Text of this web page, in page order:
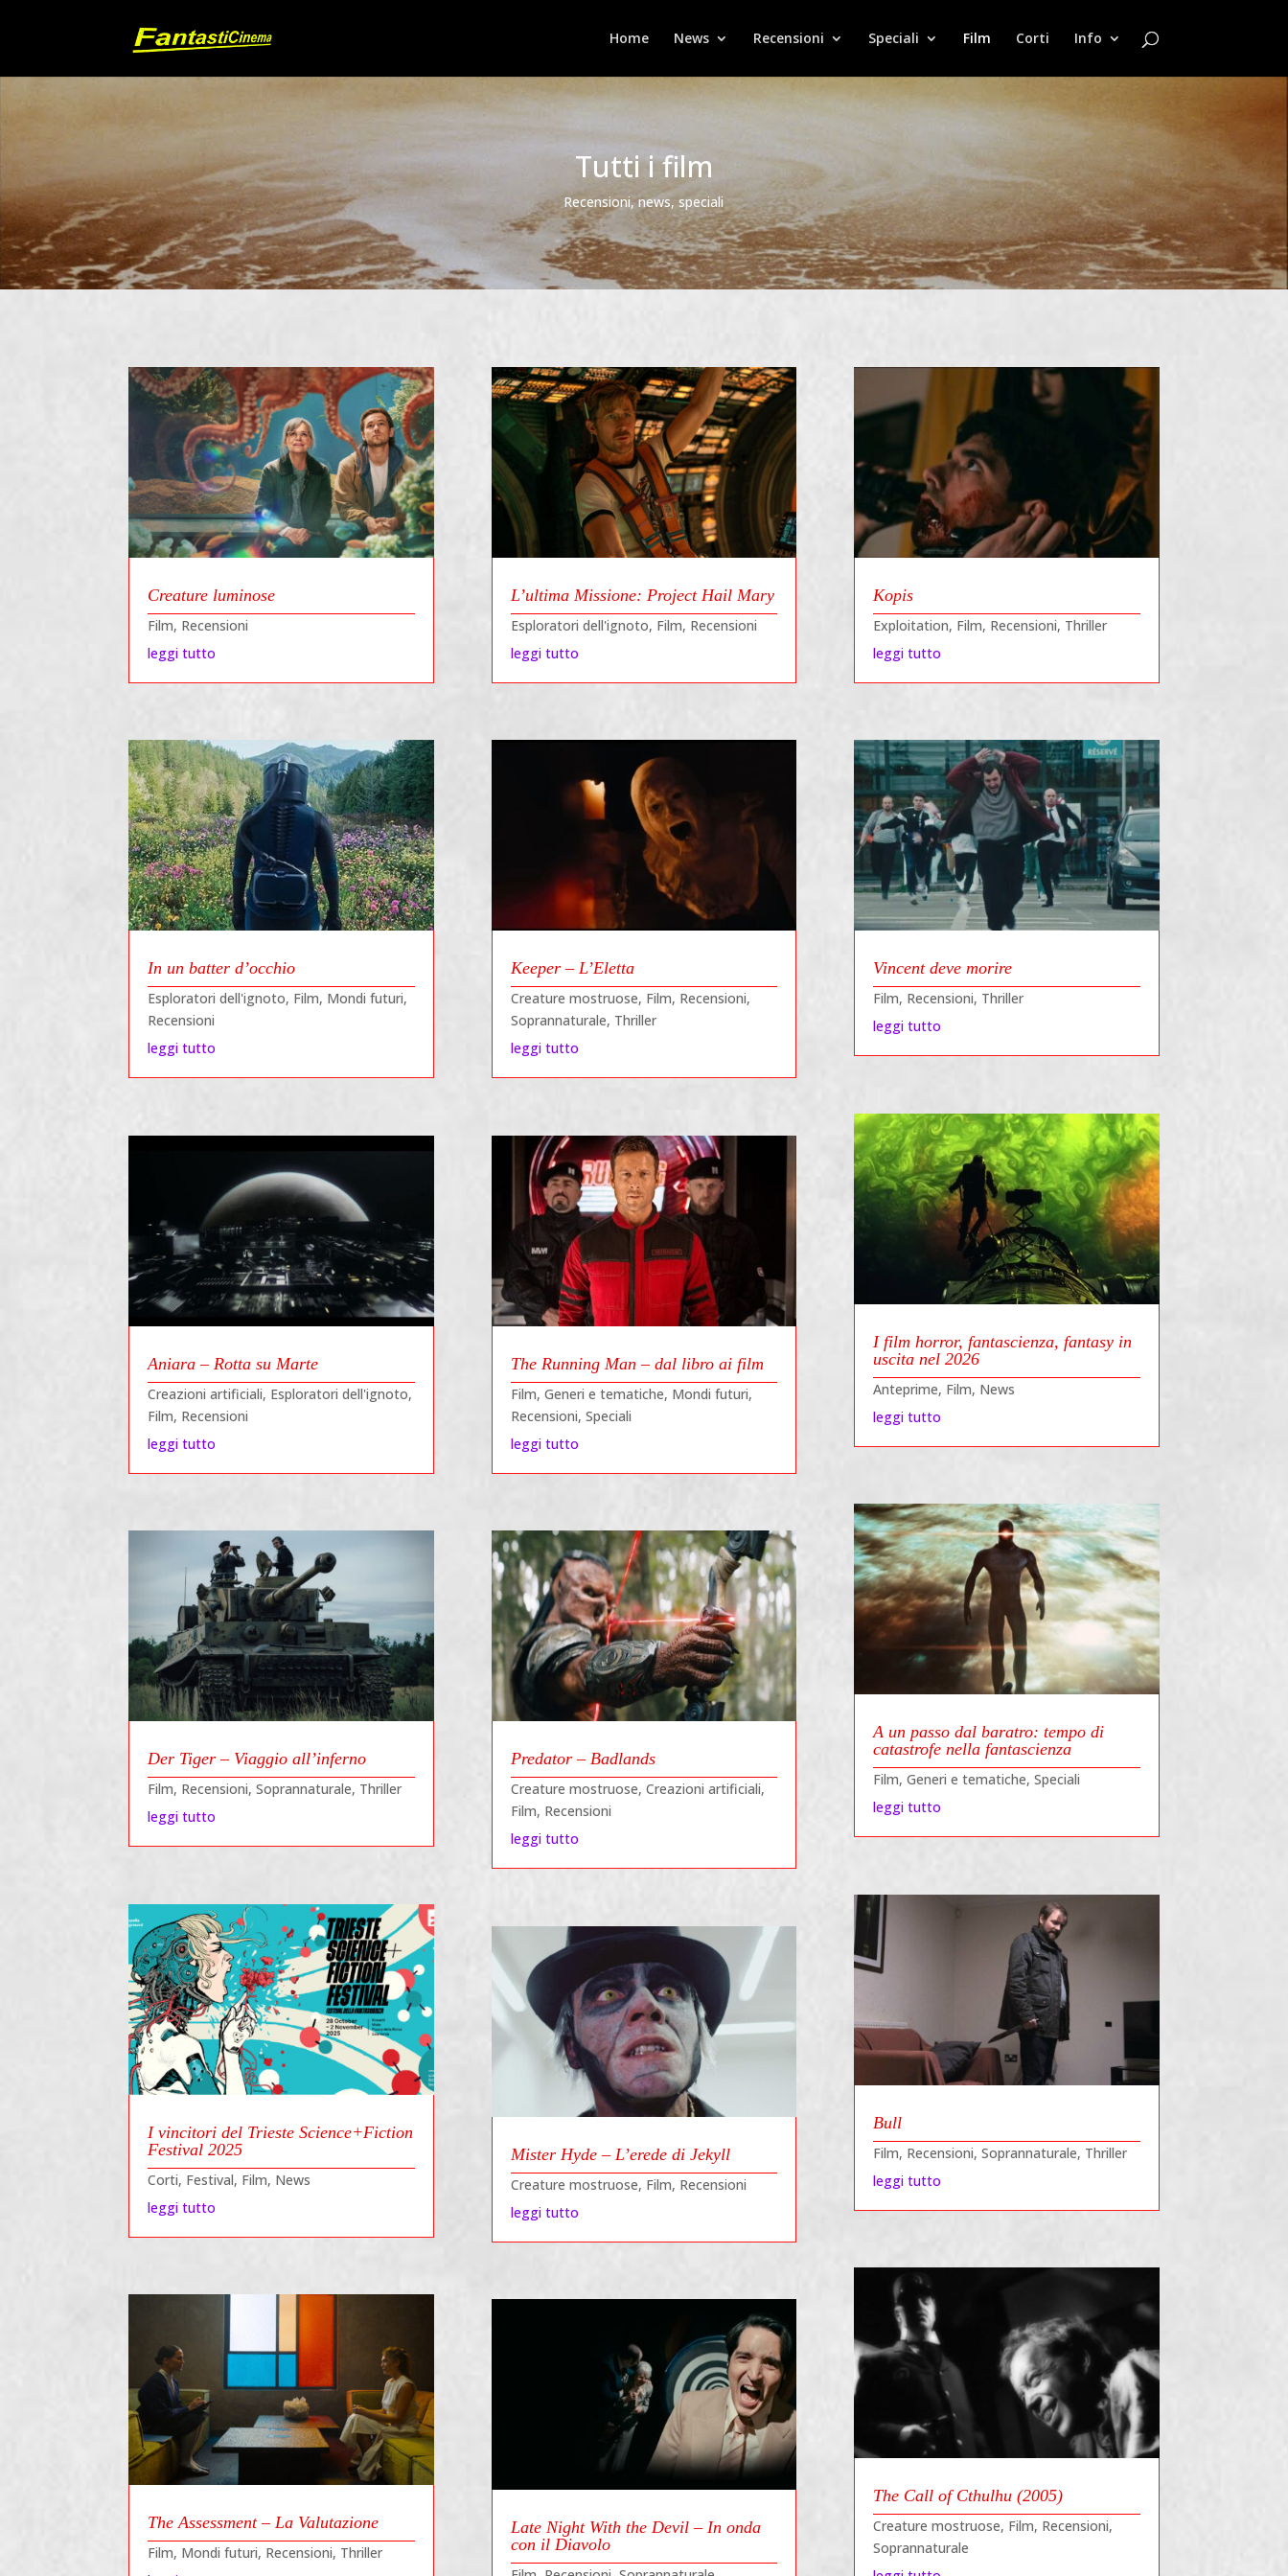
Home News Recensioni Speciali Film Corti Info
Tutti i film
Recensioni, news, speciali
Creature luminose
Film, Recensioni
leggi tutto
In un batter d’occhio
Esploratori dell'ignoto, Film, Mondi futuri,
Recensioni
leggi tutto
Aniara – Rotta su Marte
Creazioni artificiali, Esploratori dell'ignoto,
Film, Recensioni
leggi tutto
Der Tiger – Viaggio all’inferno
Film, Recensioni,Soprannaturale, Thriller
leggi tutto
I vincitori del Trieste Science+Fiction
Festival 2025
Corti, Festival, Film, News
leggi tutto
The Assessment – La Valutazione
Film, Mondi futuri, Recensioni, Thriller
L’ultima Missione: Project Hail Mary
Esploratori dell'ignoto, Film, Recensioni
leggi tutto
Keeper – L’Eletta
Creature mostruose, Film, Recensioni,
Soprannaturale, Thriller
leggi tutto
The Running Man – dal libro ai film
Film, Generi e tematiche, Mondi futuri,
Recensioni, Speciali
leggi tutto
Predator – Badlands
Creature mostruose, Creazioni artificiali,
Film, Recensioni
leggi tutto
Mister Hyde – L’erede di Jekyll
Creature mostruose, Film, Recensioni
leggi tutto
Late Night With the Devil – In onda
con il Diavolo
Kopis
Exploitation, Film, Recensioni, Thriller
leggi tutto
Vincent deve morire
Film, Recensioni, Thriller
leggi tutto
I film horror, fantascienza, fantasy in
uscita nel 2026
Anteprime, Film, News
leggi tutto
A un passo dal baratro: tempo di
catastrofe nella fantascienza
Film, Generi e tematiche, Speciali
leggi tutto
Bull
Film, Recensioni, Soprannaturale, Thriller
leggi tutto
The Call of Cthulhu (2005)
Creature mostruose, Film, Recensioni,
Soprannaturale